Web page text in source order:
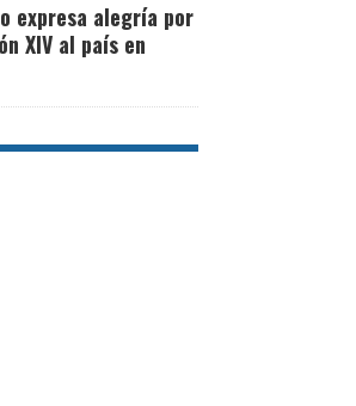
expresa alegría por
XIV al país en